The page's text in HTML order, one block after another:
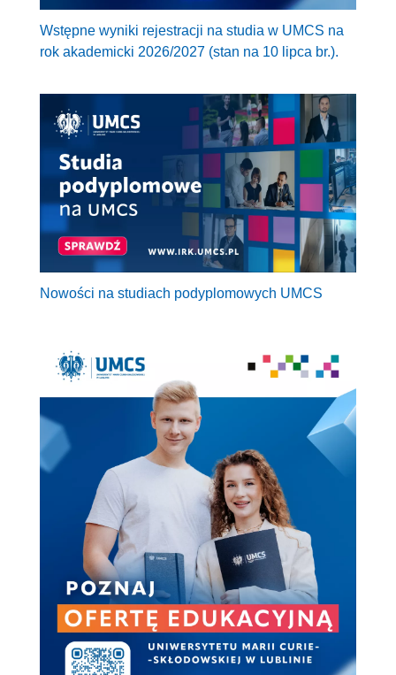
Wstępne wyniki rejestracji na studia w UMCS na
rok akademicki 2026/2027 (stan na 10 lipca br.).
Nowości na studiach podyplomowych UMCS